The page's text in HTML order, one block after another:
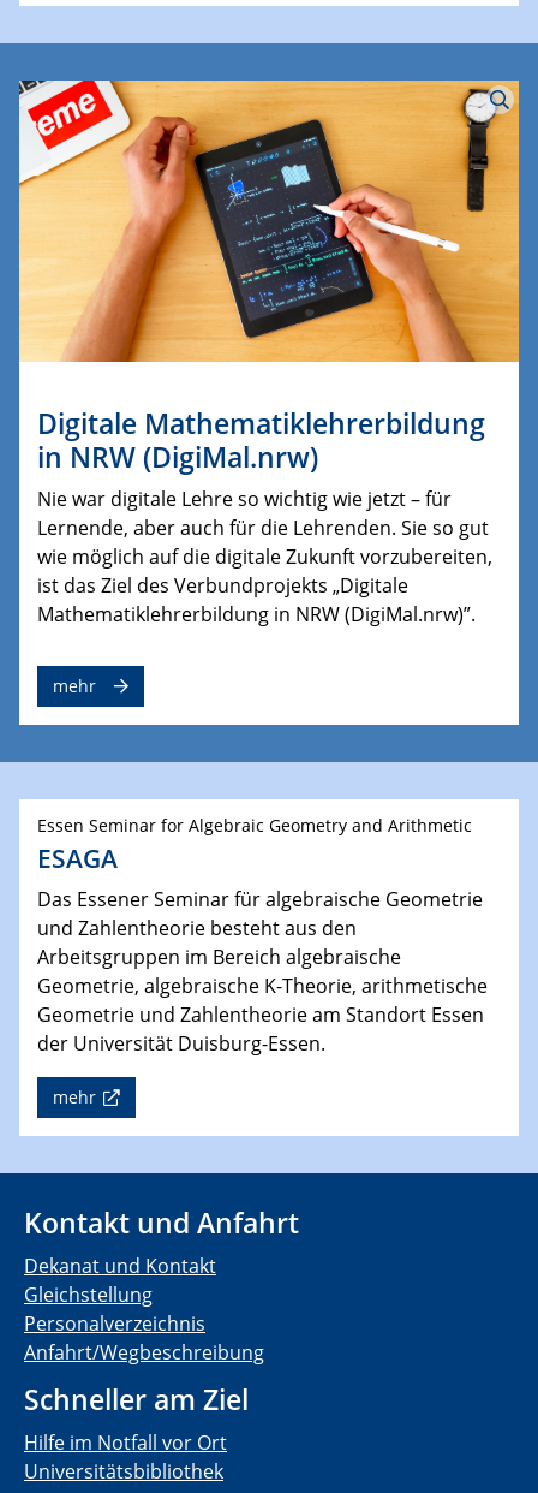
Digitale Mathematiklehrerbildung
in NRW (DigiMal.nrw)
Nie war digitale Lehre so wichtig wie jetzt – für
Lernende, aber auch für die Lehrenden. Sie so gut
wie möglich auf die digitale Zukunft vorzubereiten,
ist das Ziel des Verbundprojekts „Digitale
Mathematiklehrerbildung in NRW (DigiMal.nrw)”.
mehr
Essen Seminar for Algebraic Geometry and Arithmetic
ESAGA
Das Essener Seminar für algebraische Geometrie
und Zahlentheorie besteht aus den
Arbeitsgruppen im Bereich algebraische
Geometrie, algebraische K-Theorie, arithmetische
Geometrie und Zahlentheorie am Standort Essen
der Universität Duisburg-Essen.
mehr
Kontakt und Anfahrt
Dekanat und Kontakt
Gleichstellung
Personalverzeichnis
Anfahrt/Wegbeschreibung
Schneller am Ziel
Hilfe im Notfall vor Ort
Universitätsbibliothek